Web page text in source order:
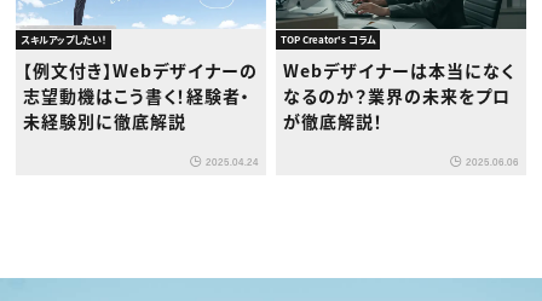
スキルアップしたい！
【例文付き】Webデザイナーの
志望動機はこう書く！経験者・
未経験別に徹底解説
2025.04.24
TOP Creator's コラム
Webデザイナーは本当になく
なるのか？業界の未来をプロ
が徹底解説！
2025.06.06